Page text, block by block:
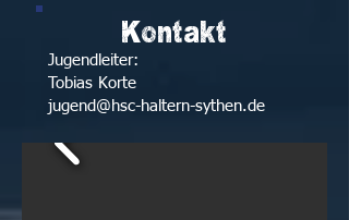
Jugendleiter:
Tobias Korte
jugend@hsc-haltern-sythen.de
Kontakt